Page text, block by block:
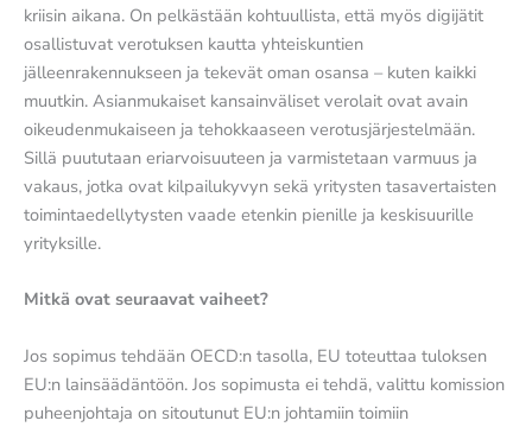
kriisin aikana. On pelkästään kohtuullista, että myös digijätit
osallistuvat verotuksen kautta yhteiskuntien
jälleenrakennukseen ja tekevät oman osansa – kuten kaikki
muutkin. Asianmukaiset kansainväliset verolait ovat avain
oikeudenmukaiseen ja tehokkaaseen verotusjärjestelmään.
Sillä puututaan eriarvoisuuteen ja varmistetaan varmuus ja
vakaus, jotka ovat kilpailukyvyn sekä yritysten tasavertaisten
toimintaedellytysten vaade etenkin pienille ja keskisuurille
yrityksille.
Mitkä ovat seuraavat vaiheet?
Jos sopimus tehdään OECD:n tasolla, EU toteuttaa tuloksen
EU:n lainsäädäntöön. Jos sopimusta ei tehdä, valittu komission
puheenjohtaja on sitoutunut EU:n johtamiin toimiin